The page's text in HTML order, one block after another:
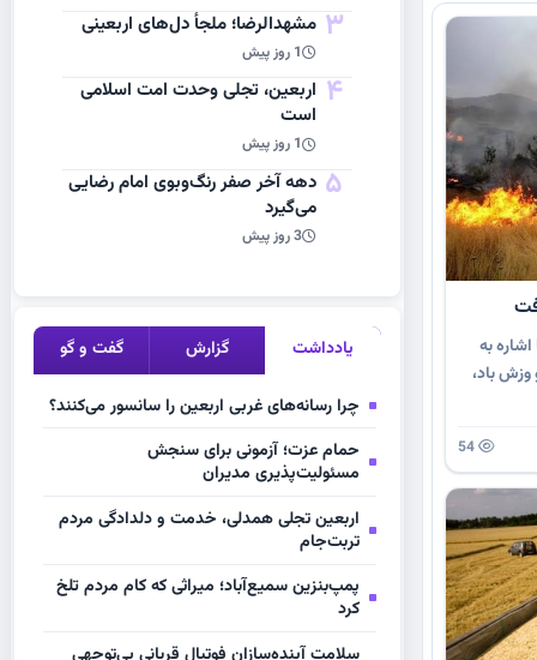
به
باد،
54
3 مشهد‌الرضا؛ ملجأ دل‌های اربعینی
1 روز پیش
4 اربعین، تجلی وحدت امت اسلامی
است
1 روز پیش
5 دهه آخر صفر رنگ‌وبوی امام رضایی
می‌گیرد
3 روز پیش
یادداشت گزارش گفت و گو
چرا رسانه‌های غربی اربعین را سانسور می‌کنند؟
حمام عزت؛ آزمونی برای سنجش
مسئولیت‌پذیری مدیران
اربعین تجلی همدلی، خدمت و دلدادگی مردم
تربت‌جام
پمپ‌بنزین سمیع‌آباد؛ میراثی که کام مردم تلخ
کرد
سلامت آینده‌سازان فوتبال قربانی بی‌توجهی